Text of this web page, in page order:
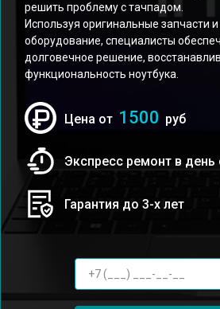
решить проблему с тачпадом.
Используя оригинальные запчасти
оборудование, специалисты
долговечное решение,
функциональность ноутбука.
Цена от 1500 руб
Экспресс ремонт в
Гарантия до 3-х лет